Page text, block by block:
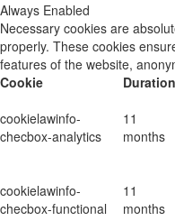
Always Enabled
Necessary cookies are
properly. These cookies
features of the website,
Cookie
Duration
cookielawinfo-
checbox-analytics
11
months
cookielawinfo-
checbox-functional
11
months